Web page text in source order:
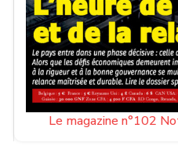
Le magazine n°102